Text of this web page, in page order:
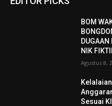
BOM
DUGAAN
NIK
Agustus 8,
Sesuai